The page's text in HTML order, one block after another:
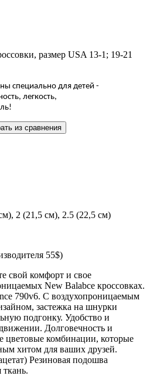
размер USA 13-1; 19-21
специально для детей -
легкость,
из сравнения
2 (21,5 см), 2.5 (22,5 см)
55$)
свой комфорт и свое
New Balabce кроссовках.
790v6. С воздухопроницаемым
застежка на шнурки
подгонку. Удобство и
Долговечность и
цветовые комбинации, которые
хитом для ваших друзей.
Резиновая подошва